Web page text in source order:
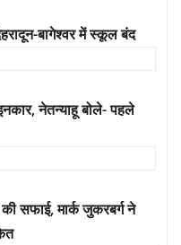
बागेश्वर में स्कूल बंद
नेतन्याहू बोले- पहले
सफाई, मार्क जुकरबर्ग ने